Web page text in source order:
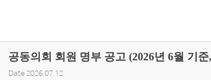
공동의회 회원 명부 공고 (2026년 6월 기
Date 2026.07.12